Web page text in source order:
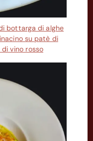
bottarga di alghe
su patè di
vino rosso